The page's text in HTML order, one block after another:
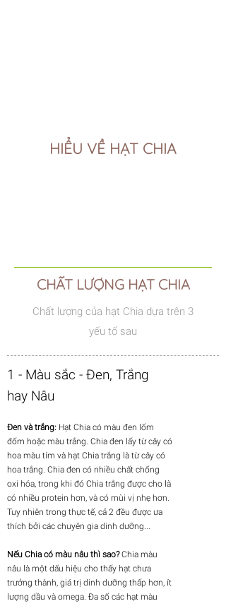
HIỂU VỀ HẠT CHIA
CHẤT LƯỢNG HẠT CHIA
Chất lượng của hạt Chia dựa trên 3
yếu tố sau
1 - Màu sắc - Đen, Trắng
hay Nâu
Đen và trắng: Hạt Chia có màu đen lốm
đốm hoặc màu trắng. Chia đen lấy từ cây có
hoa màu tím và hạt Chia trắng là từ cây có
hoa trắng. Chia đen có nhiều chất chống
oxi hóa, trong khi đó Chia trắng được cho là
có nhiều protein hơn, và có mùi vị nhẹ hơn.
Tuy nhiên trong thực tế, cả 2 đều được ưa
thích bởi các chuyên gia dinh dưỡng...
Nếu Chia có màu nâu thì sao?Chia màu
nâu là một dấu hiệu cho thấy hạt chưa
trưởng thành, giá trị dinh dưỡng thấp hơn, ít
lượng dầu và omega. Đa số các hạt màu